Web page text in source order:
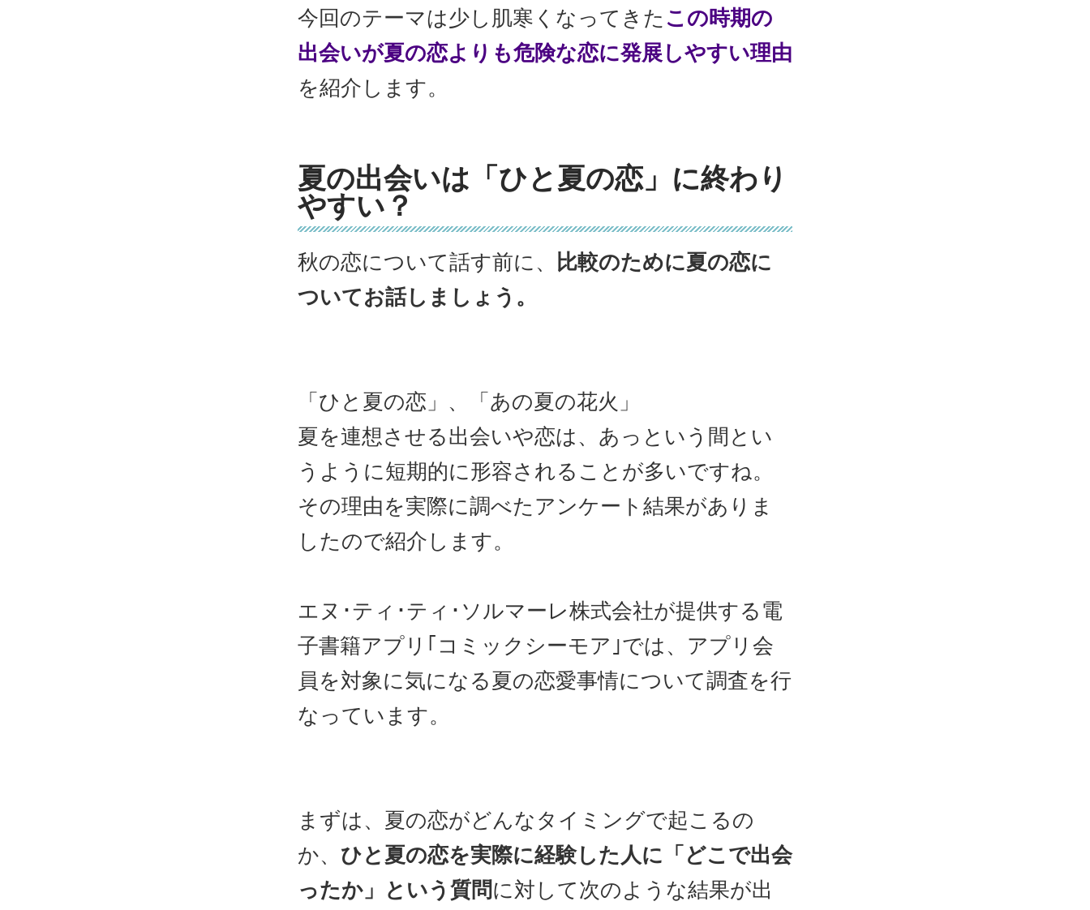
今回のテーマは少し肌寒くなってきた この時期の
出会いが夏の恋よりも危険な恋に発展しやすい理由
を紹介します。
夏の出会いは「ひと夏の恋」に終わり
やすい？
秋の恋について話す前に、
比較のために夏の恋に
ついてお話しましょう。
「ひと夏の恋」、「あの夏の花火」
夏を連想させる出会いや恋は、あっという間とい
うように短期的に形容されることが多いですね。
その理由を実際に調べたアンケート結果がありま
したので紹介します。
エヌ･ティ･ティ･ソルマーレ株式会社が提供する電
子書籍アプリ｢コミックシーモア｣では、アプリ会
員を対象に気になる夏の恋愛事情について調査を行
なっています。
まずは、夏の恋がどんなタイミングで起こるの
か、 ひと夏の恋を実際に経験した人に「どこで出会
ったか」という質問に対して次のような結果が出